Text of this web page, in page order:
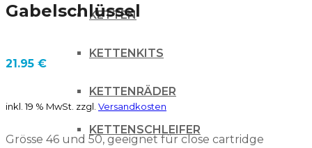
KETTEN
KETTENKITS
KETTENRÄDER
KETTENSCHLEIFER
Gabelschlüssel
21.95 €
inkl. 19 % MwSt. zzgl. Versandkosten
Grösse 46 und 50, geeignet für close cartridge